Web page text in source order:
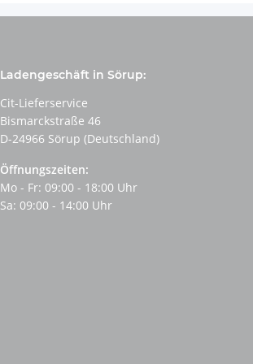
Ladengeschäft in Sörup:
Cit-Lieferservice
Bismarckstraße 46
D-24966 Sörup (Deutschland)
Öffnungszeiten:
Mo - Fr: 09:00 - 18:00 Uhr
Sa: 09:00 - 14:00 Uhr